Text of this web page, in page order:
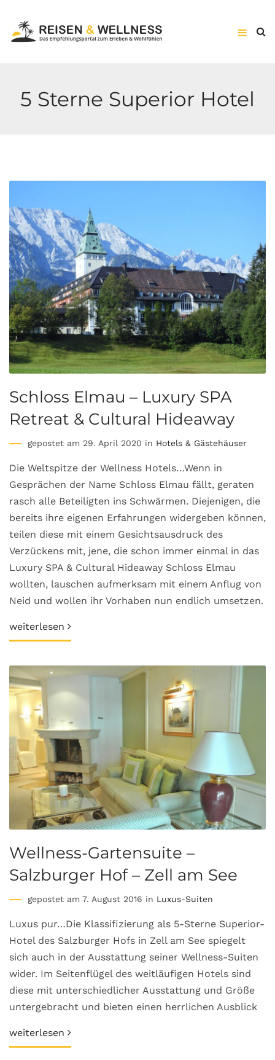
5 Sterne Superior Hotel
Schloss Elmau – Luxury SPA
Retreat & Cultural Hideaway
gepostet am 29. April 2020 in Hotels & Gästehäuser
Die Weltspitze der Wellness Hotels…Wenn in
Gesprächen der Name Schloss Elmau fällt, geraten
rasch alle Beteiligten ins Schwärmen. Diejenigen, die
bereits ihre eigenen Erfahrungen widergeben können,
teilen diese mit einem Gesichtsausdruck des
Verzückens mit, jene, die schon immer einmal in das
Luxury SPA & Cultural Hideaway Schloss Elmau
wollten, lauschen aufmerksam mit einem Anflug von
Neid und wollen ihr Vorhaben nun endlich umsetzen.
weiterlesen
Wellness-Gartensuite –
Salzburger Hof – Zell am See
gepostet am 7. August 2016 in Luxus-Suiten
Luxus pur…Die Klassifizierung als 5-Sterne Superior-
Hotel des Salzburger Hofs in Zell am See spiegelt
sich auch in der Ausstattung seiner Wellness-Suiten
wider. Im Seitenflügel des weitläufigen Hotels sind
diese mit unterschiedlicher Ausstattung und Größe
untergebracht und bieten einen herrlichen Ausblick
weiterlesen